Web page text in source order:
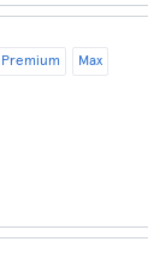
Premium Max